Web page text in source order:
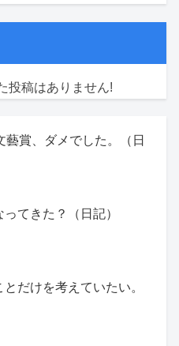
投稿はありません!
藝賞、ダメでした。（日
てきた？（日記）
だけを考えていたい。